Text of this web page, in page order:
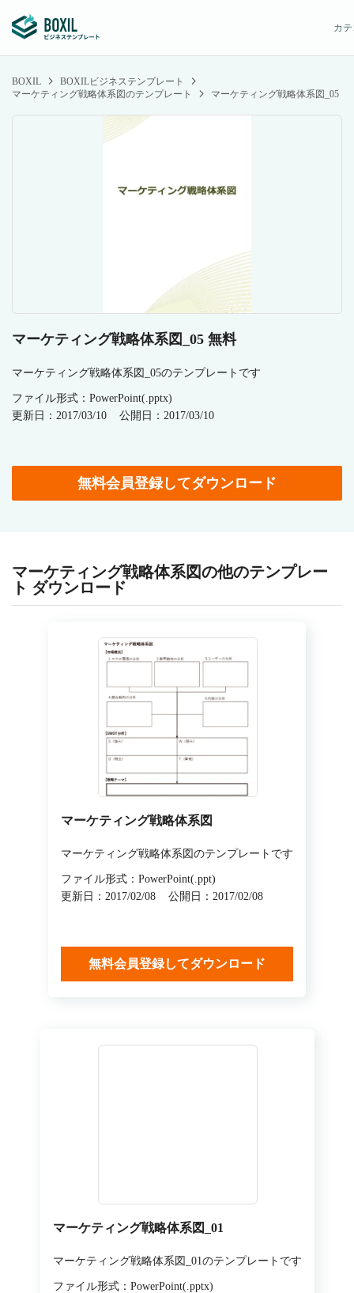
カ
BOXIL
BOXILビジネステンプレート
マーケティング戦略体系図のテンプレート
マーケティング戦略体系図_05
マーケティング戦略体系図_05 無料
マーケティング戦略体系図_05のテンプレートです
ファイル形式：PowerPoint(.pptx)
更新日：2017/03/10
公開日：2017/03/10
無料会員登録してダウンロード
マーケティング戦略体系図の他のテンプレー
ト ダウンロード
マーケティング戦略体系図
マーケティング戦略体系図のテンプレートです
ファイル形式：PowerPoint(.ppt)
更新日：2017/02/08
公開日：2017/02/08
無料会員登録してダウンロード
マーケティング戦略体系図_01
マーケティング戦略体系図_01のテンプレートです
ファイル形式：PowerPoint(.pptx)